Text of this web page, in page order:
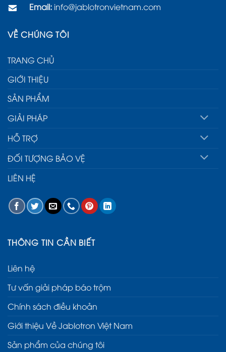
Email: info@jablotronvietnam.com
VỀ CHÚNG TÔI
TRANG CHỦ
GIỚI THIỆU
SẢN PHẨM
GIẢI PHÁP
HỖ TRỢ
ĐỐI TƯỢNG BẢO VỆ
LIÊN HỆ
THÔNG TIN CẦN BIẾT
Liên hệ
Tư vấn giải pháp báo trộm
Chính sách điều khoản
Giới thiệu Về Jablotron Việt Nam
Sản phẩm của chúng tôi